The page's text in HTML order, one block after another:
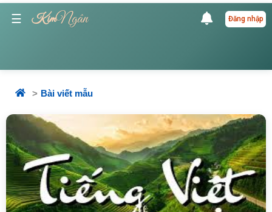
☰ KimNgân Đăng nhập
Bài viết mẫu